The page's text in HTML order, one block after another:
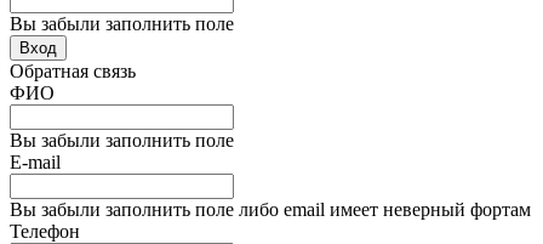
Вы забыли заполнить поле
Вход
Обратная связь
ФИО
Вы забыли заполнить поле
E-mail
Вы забыли заполнить поле либо email имеет неверный фортам
Телефон